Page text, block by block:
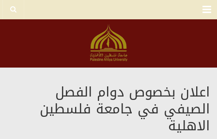
Menu
اعلان بخصوص دوام الفصل
الصيفي في جامعة فلسطين
الاهلية